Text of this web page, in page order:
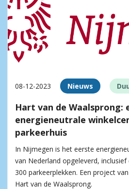
08-12-2023 Nieuws
Hart van de Waalsprong:
energieneutrale
parkeerhuis
In Nijmegen is het eerste
van Nederland opgeleverd,
300 parkeerplekken. Een project
Hart van de Waalsprong.